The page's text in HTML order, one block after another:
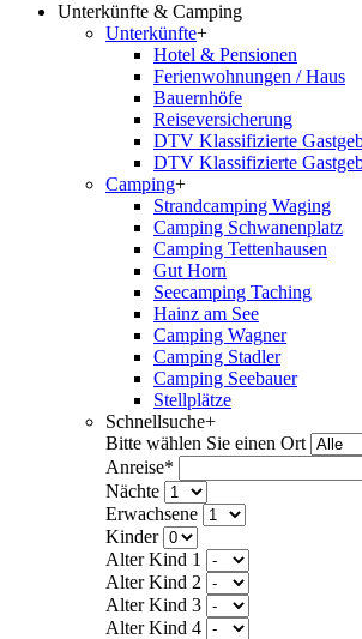
Unterkünfte & Camping
Unterkünfte+
Hotel & Pensionen
Ferienwohnungen / Haus
Bauernhöfe
Reiseversicherung
DTV Klassifizierte
DTV Klassifizierte
Camping+
Strandcamping Waging
Camping Schwanenplatz
Camping Tettenhausen
Gut Horn
Seecamping Taching
Hainz am See
Camping Wagner
Camping Stadler
Camping Seebauer
Stellplätze
Schnellsuche+
Bitte wählen Sie einen Ort
Anreise*
Nächte
Erwachsene
Kinder
Alter Kind 1
Alter Kind 2
Alter Kind 3
Alter Kind 4